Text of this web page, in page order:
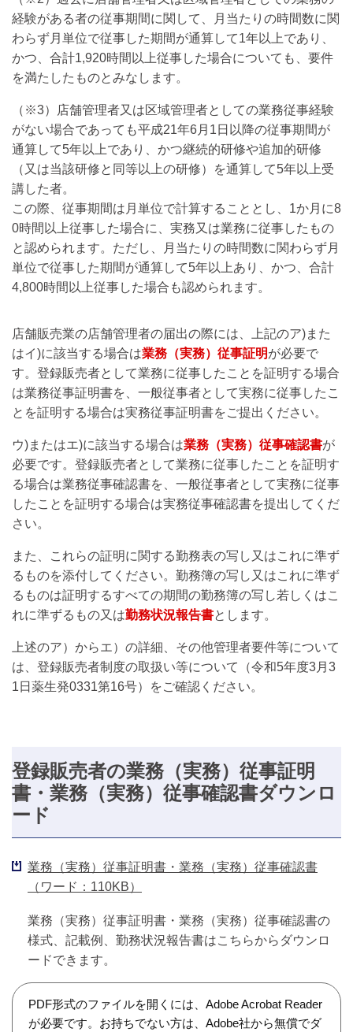
経験がある者の従事期間に関して、月当たりの時間数に関
わらず月単位で従事した期間が通算して1年以上であり、
かつ、合計1,920時間以上従事した場合についても、要件
を満たしたものとみなします。
（※3）店舗管理者又は区域管理者としての業務従事経験
がない場合であっても平成21年6月1日以降の従事期間が
通算して5年以上であり、かつ継続的研修や追加的研修
（又は当該研修と同等以上の研修）を通算して5年以上受
講した者。
この際、従事期間は月単位で計算することとし、1か月に8
0時間以上従事した場合に、実務又は業務に従事したもの
と認められます。ただし、月当たりの時間数に関わらず月
単位で従事した期間が通算して5年以上あり、かつ、合計
4,800時間以上従事した場合も認められます。
店舗販売業の店舗管理者の届出の際には、上記のア)また
はイ)に該当する場合は業務（実務）従事証明が必要で
す。登録販売者として業務に従事したことを証明する場合
は業務従事証明書を、一般従事者として実務に従事したこ
とを証明する場合は実務従事証明書をご提出ください。
ウ)またはエ)に該当する場合は業務（実務）従事確認書が
必要です。登録販売者として業務に従事したことを証明す
る場合は業務従事確認書を、一般従事者として実務に従事
したことを証明する場合は実務従事確認書を提出してくだ
さい。
また、これらの証明に関する勤務表の写し又はこれに準ず
るものを添付してください。勤務簿の写し又はこれに準ず
るものは証明するすべての期間の勤務簿の写し若しくはこ
れに準ずるもの又は勤務状況報告書とします。
上述のア）からエ）の詳細、その他管理者要件等について
は、登録販売者制度の取扱い等について（令和5年度3月3
1日薬生発0331第16号）をご確認ください。
登録販売者の業務（実務）従事証明
書・業務（実務）従事確認書ダウンロ
ード
業務（実務）従事証明書・業務（実務）従事確認書
（ワード：110KB）
業務（実務）従事証明書・業務（実務）従事確認書の
様式、記載例、勤務状況報告書はこちらからダウンロ
ードできます。
PDF形式のファイルを開くには、Adobe Acrobat Reader
が必要です。お持ちでない方は、Adobe社から無償でダ